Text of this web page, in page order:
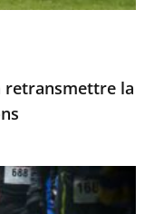
retransmettre la